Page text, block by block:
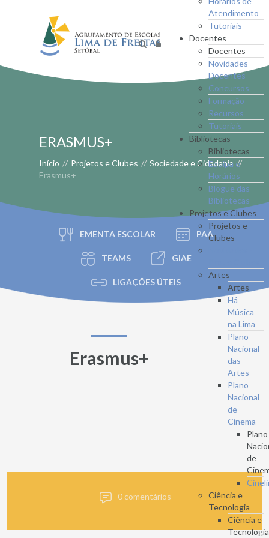
Atendimento
Tutoriais
Docentes
Docentes
Novidades -
Docentes
Concursos
Formação
Recursos
Tutoriais
Bibliotecas
Bibliotecas
Equipa e
Horários
Blogue das
Bibliotecas
Projetos e Clubes
Projetos e
Clubes
Artes
Artes
Há
Música
na Lima
Plano
Nacional
das
Artes
Plano
Nacional
de
Cinema
Plano
de
Ciência e
Tecnologia
Ciência e
Tecnologia
ERASMUS+
Início // Projetos e Clubes // Sociedade e Cidadania //
Erasmus+
EMENTA ESCOLAR PAA
TEAMS GIAE
LIGAÇÕES ÚTEIS
Erasmus+
0 comentários